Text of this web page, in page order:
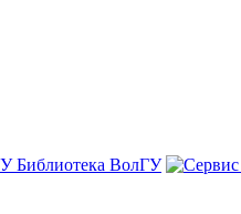
Библиотека ВолГУ